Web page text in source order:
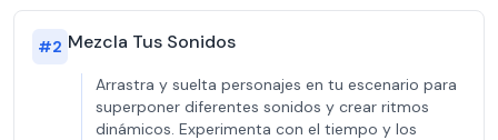
#2 Mezcla Tus Sonidos
Arrastra y suelta personajes en tu escenario para
superponer diferentes sonidos y crear ritmos
dinámicos. Experimenta con el tiempo y los